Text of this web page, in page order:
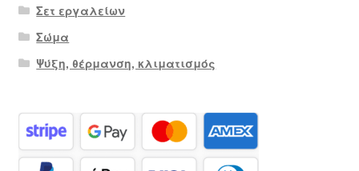
Σετ εργαλείων
Σώμα
Ψύξη, θέρμανση, κλιματισμός